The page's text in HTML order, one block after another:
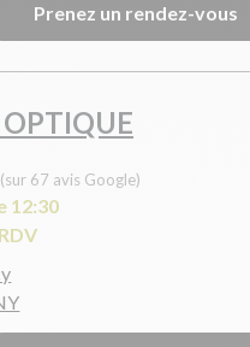
Prenez un rendez-vous
(sur 67 avis Google)
12:30